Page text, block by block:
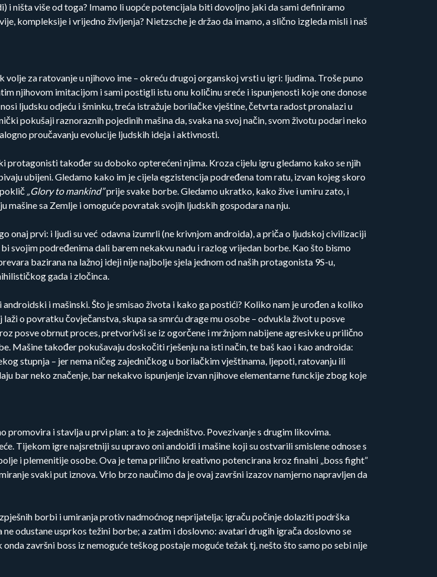
i ništa više od toga? Imamo li uopće potencijala biti dovoljno jaki da sami definiramo
kompleksije i vrijedno življenja? Nietzsche je držao da imamo, a slično izgleda misli i naš
za ratovanje u njihovo ime – okreću drugoj organskoj vrsti u igri: ljudima. Troše puno
njihovom imitacijom i sami postigli istu onu količinu sreće i ispunjenosti koje one donose
ljudsku odjeću i šminku, treća istražuje borilačke vještine, četvrta radost pronalazi u
pokušaji raznoraznih pojedinih mašina da, svaka na svoj način, svom životu podari neko
proučavanju evolucije ljudskih ideja i aktivnosti.
protagonisti također su doboko opterećeni njima. Kroza cijelu igru gledamo kako se njih
ubijeni. Gledamo kako im je cijela egzistencija podređena tom ratu, izvan kojeg skoro
„Glory to mankind”prije svake borbe. Gledamo ukratko, kako žive i umiru zato, i
sa Zemlje i omoguće povratak svojih ljudskih gospodara na nju.
onaj prvi: i ljudi su već odavna izumrli (ne krivnjom androida), a priča o ljudskoj civilizaciji
svojim podređenima dali barem nekakvu nadu i razlog vrijedan borbe. Kao što bismo
bazirana na lažnoj ideji nije najbolje sjela jednom od naših protagonista 9S-u,
gada i zločinca.
i mašinski. Što je smisao života i kako ga postići? Koliko nam je urođen a koliko
o povratku čovječanstva, skupa sa smrću drage mu osobe – odvukla život u posve
posve obrnut proces, pretvorivši se iz ogorčene i mržnjom nabijene agresivke u prilično
Mašine također pokušavaju doskočiti rješenju na isti način, te baš kao i kao androida:
stupnja – jer nema ničeg zajedničkog u borilačkim vještinama, ljepoti, ratovanju ili
bar neko značenje, bar nekakvo ispunjenje izvan njihove elementarne funckije zbog koje
i stavlja u prvi plan: a to je zajedništvo. Povezivanje s drugim likovima.
Tijekom igre najsretniji su upravo oni andoidi i mašine koji su ostvarili smislene odnose s
i plemenitije osobe. Ova je tema prilično kreativno potencirana kroz finalni „boss fight”
svaki put iznova. Vrlo brzo naučimo da je ovaj završni izazov namjerno napravljen da
borbi i umiranja protiv nadmoćnog neprijatelja; igraču počinje dolaziti podrška
odustane usprkos težini borbe; a zatim i doslovno: avatari drugih igrača doslovno se
završni boss iz nemoguće teškog postaje moguće težak tj. nešto što samo po sebi nije